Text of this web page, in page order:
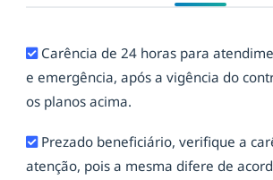
Carência de 24 horas para
e emergência, após a vigência do
os planos acima.
Prezado beneficiário, verifique a
atenção, pois a mesma difere de